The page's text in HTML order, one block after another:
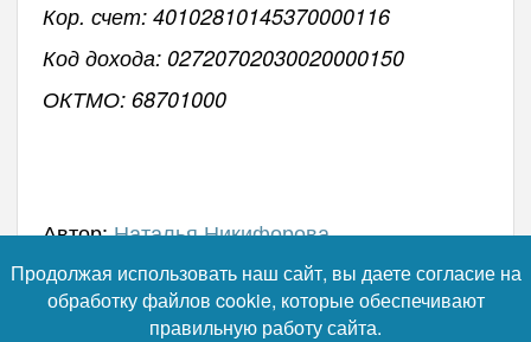
Кор. счет: 40102810145370000116
Код дохода: 02720702030020000150
ОКТМО: 68701000
Автор:Наталья Никифорова
Читайте нас в телеграм
Продолжая использовать наш сайт, вы даете согласие на
обработку файлов cookie, которые обеспечивают
правильную работу сайта.